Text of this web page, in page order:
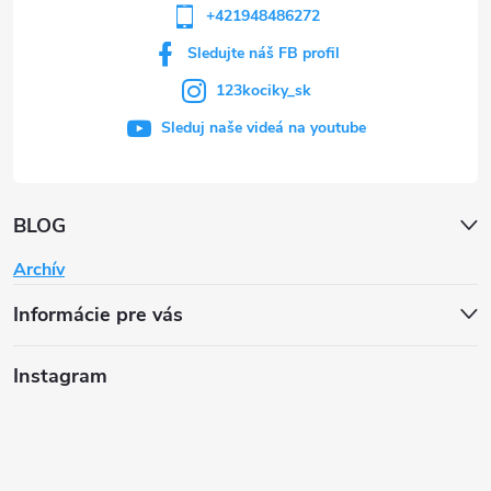
BLOG
Archív
Informácie pre vás
+421948486272
Sledujte náš FB profil
123kociky_sk
Sleduj naše videá na youtube
Instagram